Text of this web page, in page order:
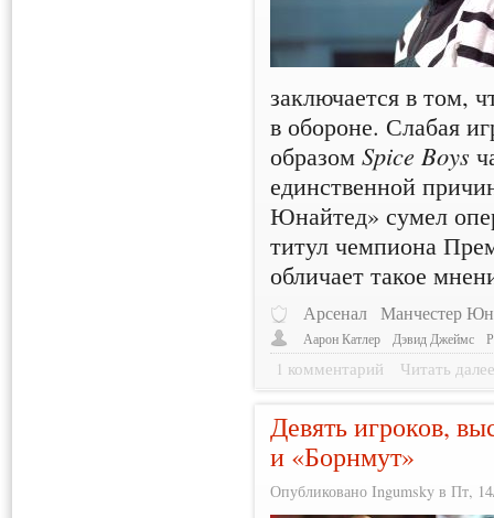
заключается в том,
в обороне. Слабая
образомSpice Boys
единственной
Юнайтед» сумел
титул чемпиона
обличает такое
Арсенал Манчестер
Аарон Катлер Дэвид Джеймс
1 комментарий Читать
Девять игроков,
и «Борнмут»
Опубликовано Ingumsky в Пт,